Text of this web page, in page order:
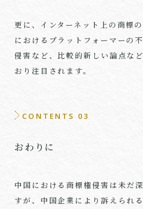
更に、インターネット上の商標
におけるプラットフォーマーの
侵害など、比較的新しい論点な
おり注目されます。
CONTENTS 03
おわりに
中国における商標権侵害は未だ
すが、中国企業により訴えられ